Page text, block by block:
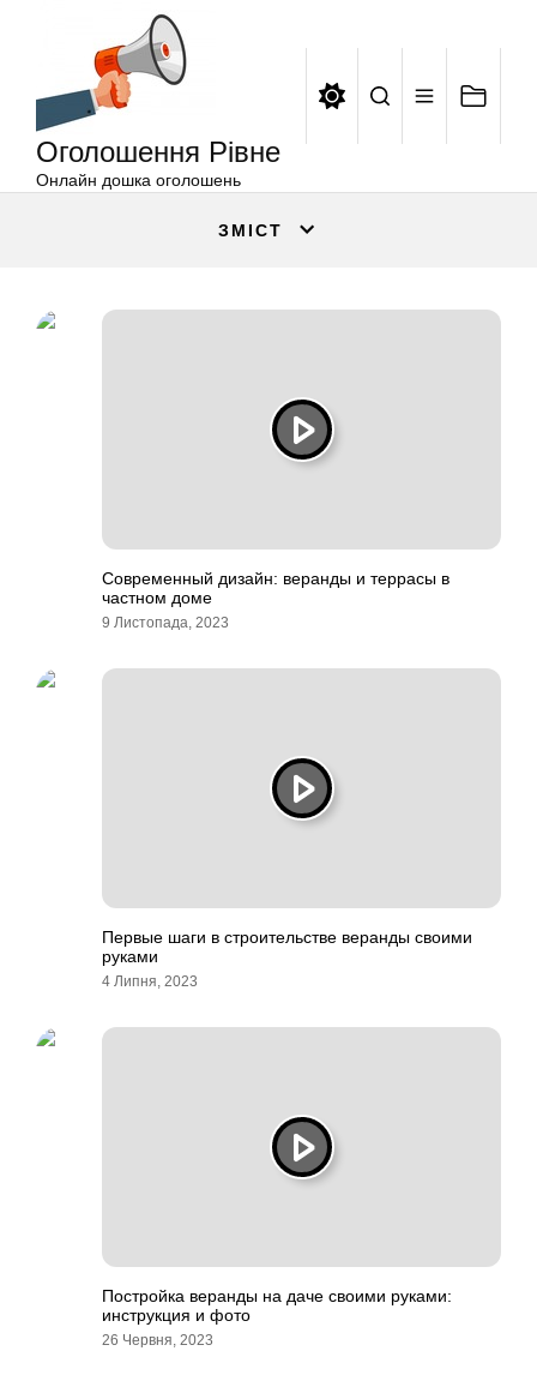
Оголошення Рівне
Онлайн дошка оголошень
ЗМІСТ
Современный дизайн: веранды и террасы в
частном доме
9 Листопада, 2023
Первые шаги в строительстве веранды своими
руками
4 Липня, 2023
Постройка веранды на даче своими руками:
инструкция и фото
26 Червня, 2023